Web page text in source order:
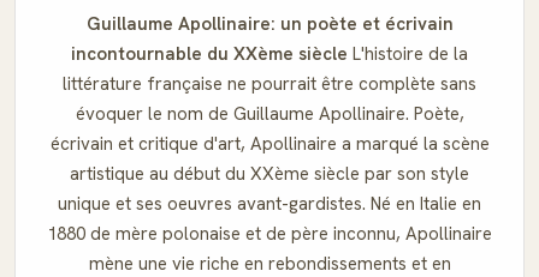
Guillaume Apollinaire: un poète et écrivain
incontournable du XXème siècle L'histoire de la
littérature française ne pourrait être complète sans
évoquer le nom de Guillaume Apollinaire. Poète,
écrivain et critique d'art, Apollinaire a marqué la scène
artistique au début du XXème siècle par son style
unique et ses oeuvres avant-gardistes. Né en Italie en
1880 de mère polonaise et de père inconnu, Apollinaire
mène une vie riche en rebondissements et en